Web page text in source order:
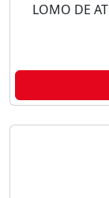
LOMO DE